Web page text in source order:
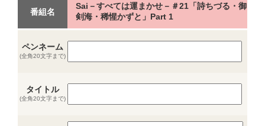
番組名
Sai－すべては運まかせ－＃21「詩ちづる・御
剣海・稀惺かずと」Part 1
ペンネーム
(全角20文字まで)
タイトル
(全角20文字まで)